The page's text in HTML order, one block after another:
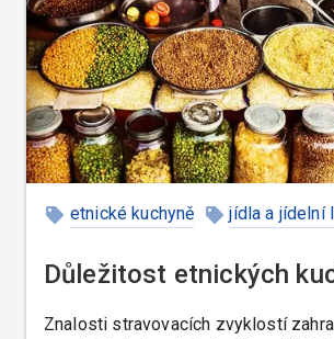
etnické kuchyně
jídla a jídelní
Důležitost etnických
Znalosti stravovacích zvyklostí